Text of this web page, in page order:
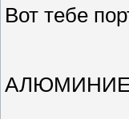
Вот тебе